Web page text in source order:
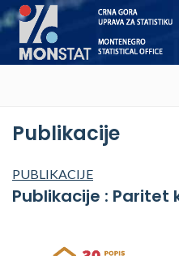
Publikacije
PUBLIKACIJE
Publikacije : Paritet